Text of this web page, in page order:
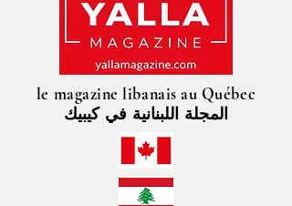
le magazine libanais au Québec
المجلة اللبنانية في كيبيك